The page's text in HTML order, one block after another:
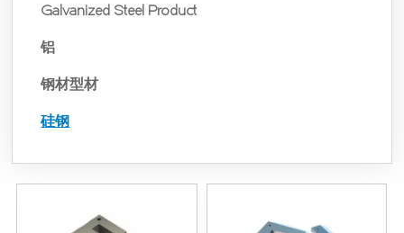
Galvanized Steel Product
铝
钢材型材
硅钢